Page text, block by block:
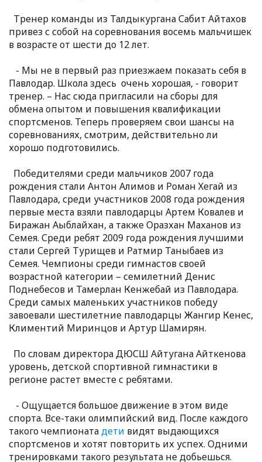
Тренер команды из Талдыкургана Сабит Айтахов
привез с собой на соревнования восемь мальчишек
в возрасте от шести до 12 лет.
- Мы не в первый раз приезжаем показать себя в
Павлодар. Школа здесь очень хорошая, - говорит
тренер. – Нас сюда пригласили на сборы для
обмена опытом и повышения квалификации
спортсменов. Теперь проверяем свои шансы на
соревнованиях, смотрим, действительно ли
хорошо подготовились.
Победителями среди мальчиков 2007 года
рождения стали Антон Алимов и Роман Хегай из
Павлодара, среди участников 2008 года рождения
первые места взяли павлодарцы Артем Ковалев и
Биражан Аыблайхан, а также Оразхан Маханов из
Семея. Среди ребят 2009 года рождения лучшими
стали Сергей Турищев и Ратмир Таныбаев из
Семея. Чемпионы среди гимнастов своей
возрастной категории – семилетний Денис
Поднебесов и Тамерлан Кенжебай из Павлодара.
Среди самых маленьких участников победу
завоевали шестилетние павлодарцы Жангир Кенес,
Климентий Миринцов и Артур Шамирян.
По словам директора ДЮСШ Айтугана Айткенова
уровень, детской спортивной гимнастики в
регионе растет вместе с ребятами.
- Ощущается большое движение в этом виде
спорта. Все-таки олимпийский вид. После каждого
такого чемпионатадети видят выдающихся
спортсменов и хотят повторить их успех. Одними
тренировками такого результата не добьешься.